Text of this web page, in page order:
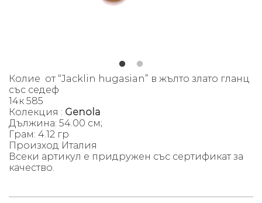
Колие от “Jacklin hugasian” в жълто злато гланц
със седеф
14к 585
Колекция : Genola
Дължина: 54.00 см;
Грам: 4.12 гр
Произход Италия
Всеки артикул е придружен със сертификат за
качество.